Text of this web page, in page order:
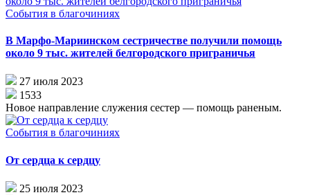
События в благочиниях
В Марфо-Мариинском сестричестве получили помощь
около 9 тыс. жителей белгородского приграничья
27 июля 2023
1533
Новое направление служения сестер — помощь раненым.
События в благочиниях
От сердца к сердцу
25 июля 2023